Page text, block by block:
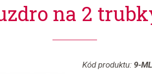
na 2
Kód produktu: 9-